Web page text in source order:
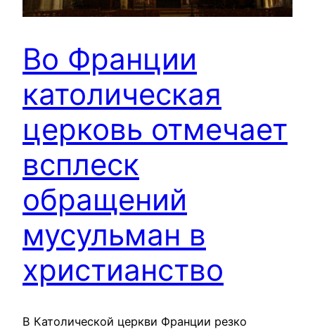
Во Франции
католическая
церковь отмечает
всплеск
обращений
мусульман в
христианство
В Католической церкви Франции резко